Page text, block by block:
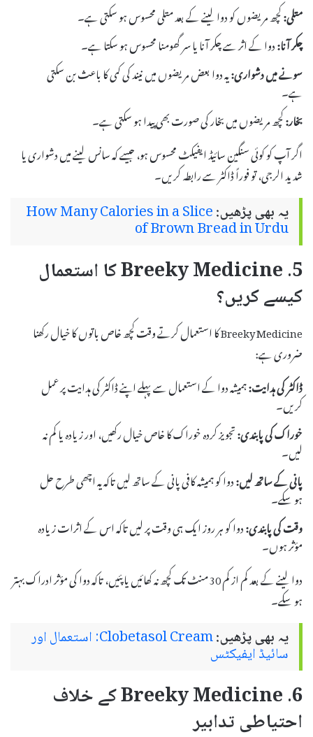
متلی:کچھ مریضوں کو دوا لینے کے بعد متلی محسوس ہو سکتی ہے۔
چکر آنا:دوا کے اثر سے چکر آنا یا سر گھومنا محسوس ہو سکتا ہے۔
سونے میں دشواری:یہ دوا بعض مریضوں میں نیند کی کمی کا باعث بن سکتی
ہے۔
بخار:کچھ مریضوں میں بخار کی صورت بھی پیدا ہو سکتی ہے۔
اگر آپ کو کوئی سنگین سائیڈ ایفیکٹ محسوس ہو، جیسے کہ سانس لینے میں دشواری یا
شدید الرجی، تو فوراً ڈاکٹر سے رابطہ کریں۔
یہ بھی پڑھیں:How Many Calories in a Slice
of Brown Bread in Urdu
5. Breeky Medicine کا استعمال
کیسے کریں؟
Breeky Medicine کا استعمال کرتے وقت کچھ خاص باتوں کا خیال رکھنا
ضروری ہے:
ڈاکٹر کی ہدایت:ہمیشہ دوا کے استعمال سے پہلے اپنے ڈاکٹر کی ہدایت پر عمل
کریں۔
خوراک کی پابندی:تجویز کردہ خوراک کا خاص خیال رکھیں، اور زیادہ یا کم نہ
لیں۔
پانی کے ساتھ لیں:دوا کو ہمیشہ کافی پانی کے ساتھ لیں تاکہ یہ اچھی طرح حل
ہو سکے۔
وقت کی پابندی:دوا کو ہر روز ایک ہی وقت پر لیں تاکہ اس کے اثرات زیادہ
مؤثر ہوں۔
دوا لینے کے بعد کم از کم 30 منٹ تک کچھ نہ کھائیں یا پئیں، تاکہ دوا کی مؤثر ادراک بہتر
ہو سکے۔
یہ بھی پڑھیں: Clobetasol Cream: استعمال اور
سائیڈ ایفیکٹس
6. Breeky Medicine کے خلاف
احتیاطی تدابیر